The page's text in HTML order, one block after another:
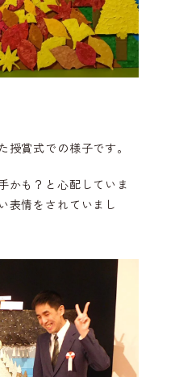
賞式での様子です。
かも？と心配していま
表情をされていまし